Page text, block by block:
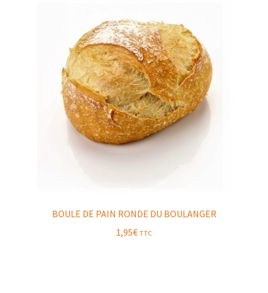
BOULE DE PAIN RONDE DU BOULANGER
1,95€ TTC